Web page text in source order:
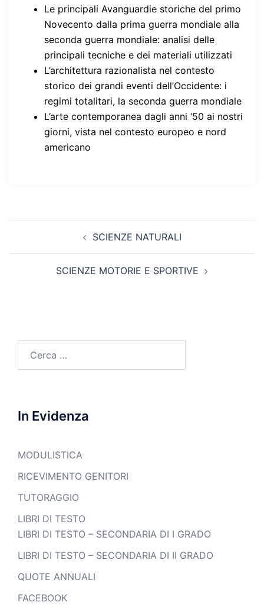
Le principali Avanguardie storiche del primo
Novecento dalla prima guerra mondiale alla
seconda guerra mondiale: analisi delle
principali tecniche e dei materiali utilizzati
L’architettura razionalista nel contesto
storico dei grandi eventi dell’Occidente: i
regimi totalitari, la seconda guerra mondiale
L’arte contemporanea dagli anni ‘50 ai nostri
giorni, vista nel contesto europeo e nord
americano
SCIENZE NATURALI
SCIENZE MOTORIE E SPORTIVE
per:
In Evidenza
MODULISTICA
RICEVIMENTO GENITORI
TUTORAGGIO
LIBRI DI TESTO
LIBRI DI TESTO – SECONDARIA DI I GRADO
LIBRI DI TESTO – SECONDARIA DI II GRADO
QUOTE ANNUALI
FACEBOOK